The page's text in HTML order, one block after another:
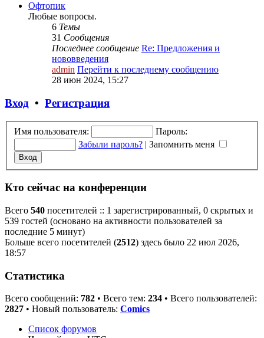
Офтопик
Любые вопросы.
6 Темы
31 Сообщения
Последнее сообщение Re: Предложения и
нововведения
admin Перейти к последнему сообщению
28 июн 2024, 15:27
Вход • Регистрация
Имя пользователя:
Пароль:
Забыли пароль? | Запомнить меня
Кто сейчас на конференции
Всего 540 посетителей :: 1 зарегистрированный, 0 скрытых и
539 гостей (основано на активности пользователей за
последние 5 минут)
Больше всего посетителей (2512) здесь было 22 июл 2026,
18:57
Статистика
Всего сообщений: 782 • Всего тем: 234 • Всего пользователей:
2827 • Новый пользователь: Comics
Список форумов